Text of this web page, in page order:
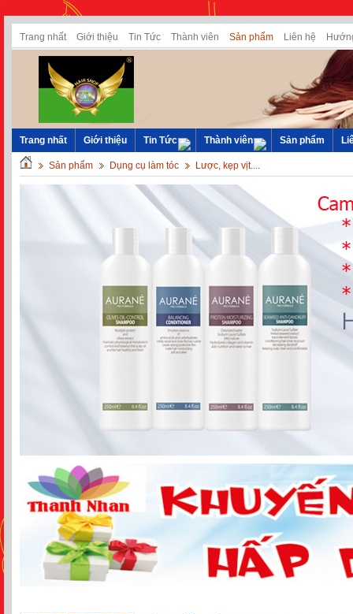
Trang nhất Giới thiệu Tin Tức Thành viên Sản phẩm Liên hệ
Trang nhất Giới thiệu Tin Tức Thành viên Sản phẩm
Sản phẩm Dụng cụ làm tóc Lược, kẹp vịt....